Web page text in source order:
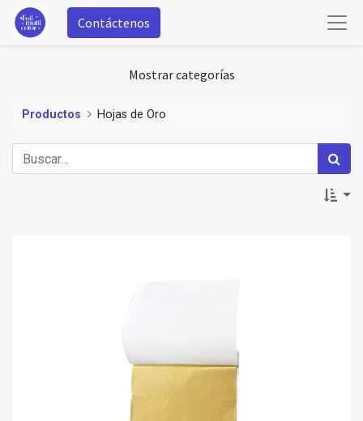
Contáctenos
Mostrar categorías
Productos Hojas de Oro